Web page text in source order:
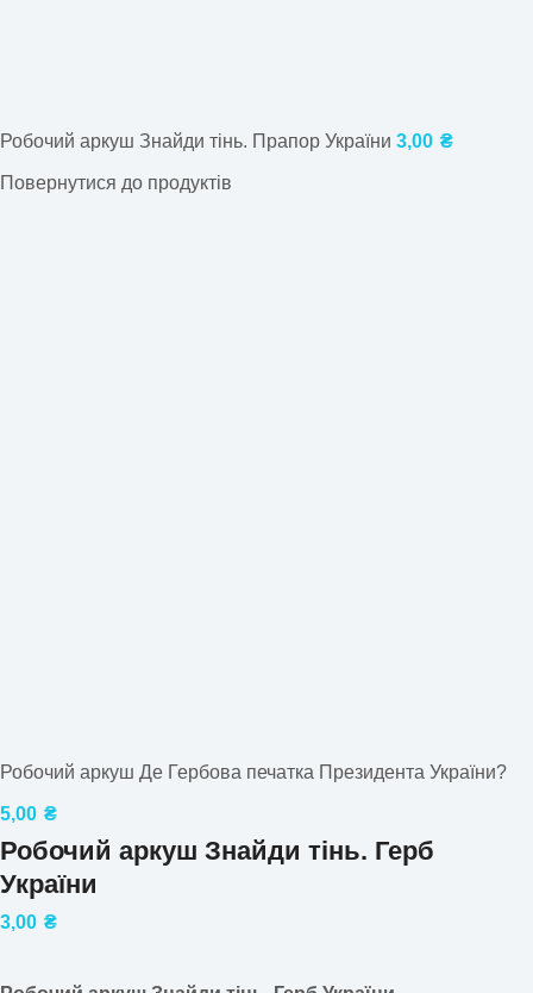
Робочий аркуш Знайди тінь. Прапор України 3,00 ₴
Повернутися до продуктів
Робочий аркуш Де Гербова печатка Президента України?
5,00 ₴
Робочий аркуш Знайди тінь. Герб
України
3,00 ₴